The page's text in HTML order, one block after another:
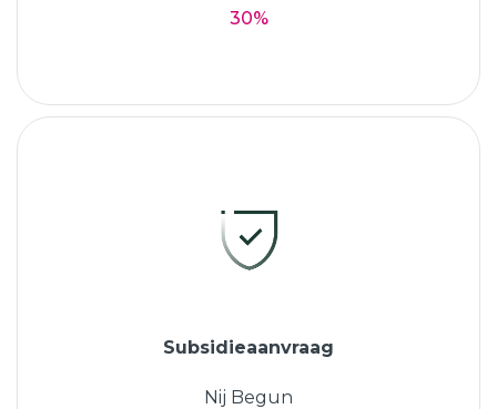
30%
Subsidieaanvraag
Nij Begun